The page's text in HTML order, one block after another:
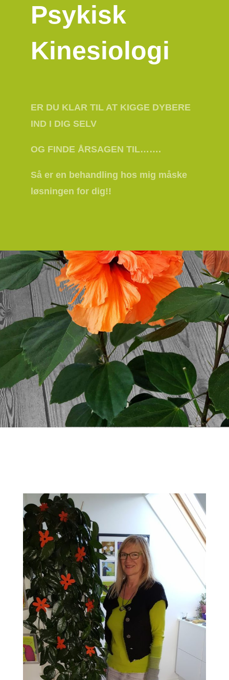
Psykisk
Kinesiologi
ER DU KLAR TIL AT KIGGE DYBERE
IND I DIG SELV
OG FINDE ÅRSAGEN TIL…….
Så er en behandling hos mig måske
løsningen for dig!!